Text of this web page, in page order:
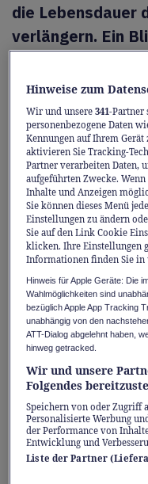
die Lebensdauer
verlängern. Ein
Ein Riss im
Reissverschluss
Imprägnierung –
Produkte
Ende ihrer
Verschleiss folgt
Umgang mit
draussen stösst
Betrachtet man
Hardshell-Jacke,
dem Arbeitstisch
sichtbar. Das
eigene
Alpen, Abende
schroffen Felsen
Hinweise zum
Wir und unsere341-Partner
personenbezogene Daten
Kennungen auf Ihrem
aktivieren Sie Tracking-
Partner verarbeiten Daten,
aufgeführten Zwecke.
Inhalte und Anzeigen
Sie können dieses Menü
Einstellungen zu ändern
Sie auf den Link Cookie
klicken. Ihre Einstellungen
Informationen finden Sie in
Hinweis für Apple Geräte: Die
Wahlmöglichkeiten sind
bezüglich Apple App Tracking
unabhängig von den
ATT-Dialog abgelehnt haben,
hinweg getracked.
Wir und unsere
Folgendes
Speichern von oder Zugriff
Personalisierte Werbung
der Performance von
Entwicklung und
Liste der Partner